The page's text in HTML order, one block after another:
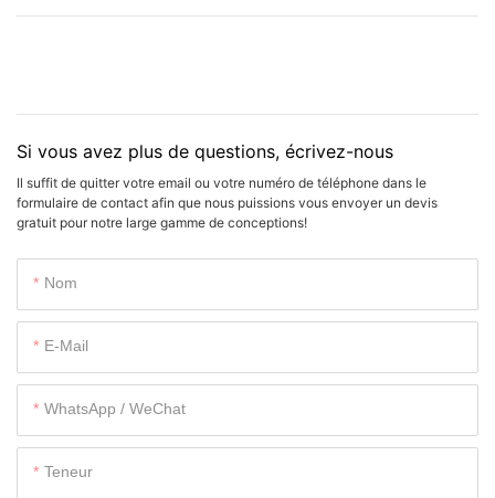
Si vous avez plus de questions, écrivez-nous
Il suffit de quitter votre email ou votre numéro de téléphone dans le
formulaire de contact afin que nous puissions vous envoyer un devis
gratuit pour notre large gamme de conceptions!
Nom
E-Mail
WhatsApp / WeChat
Teneur